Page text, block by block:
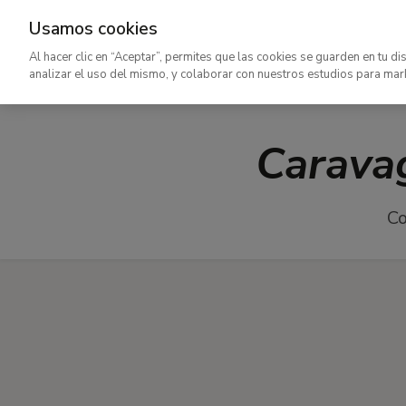
contenido
Usamos cookies
Al hacer clic en “Aceptar”, permites que las cookies se guarden en tu
analizar el uso del mismo, y colaborar con nuestros estudios para